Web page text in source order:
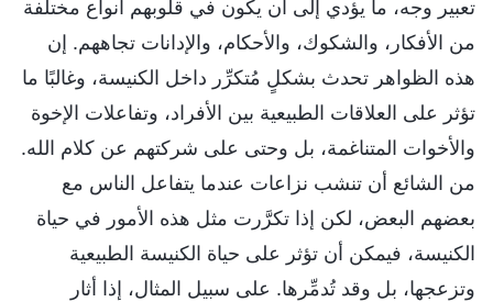
تعبير وجه، ما يؤدي إلى أن يكون في قلوبهم أنواع مختلفة
من الأفكار، والشكوك، والأحكام، والإدانات تجاههم. إن
هذه الظواهر تحدث بشكلٍ مُتكرِّر داخل الكنيسة، وغالبًا ما
تؤثر على العلاقات الطبيعية بين الأفراد، وتفاعلات الإخوة
والأخوات المتناغمة، بل وحتى على شركتهم عن كلام الله.
من الشائع أن تنشب نزاعات عندما يتفاعل الناس مع
بعضهم البعض، لكن إذا تكرَّرت مثل هذه الأمور في حياة
الكنيسة، فيمكن أن تؤثر على حياة الكنيسة الطبيعية
وتزعجها، بل وقد تُدمِّرها. على سبيل المثال، إذا أثار